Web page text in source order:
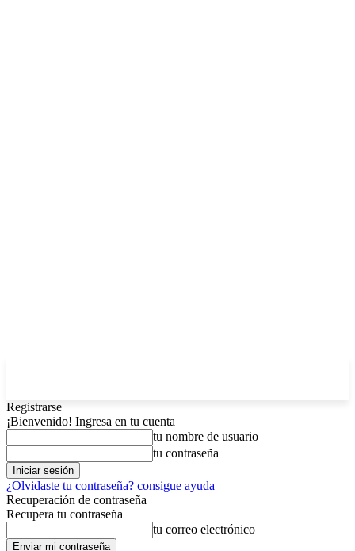
Registrarse
¡Bienvenido! Ingresa en tu cuenta
tu nombre de usuario
tu contraseña
¿Olvidaste tu contraseña? consigue ayuda
Recuperación de contraseña
Recupera tu contraseña
tu correo electrónico